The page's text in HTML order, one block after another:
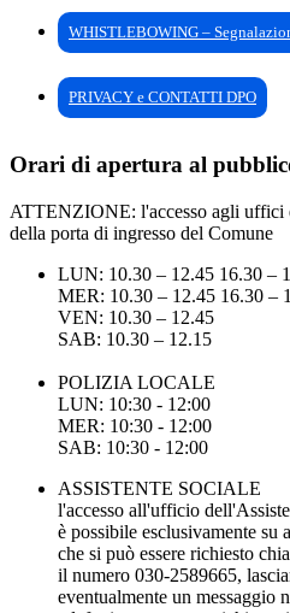
WHISTLEBOWING –
PRIVACY e CONTATTI DPO
Orari di apertura al
ATTENZIONE: l'accesso agli uffici
della porta di ingresso del Comune
LUN: 10.30 – 12.45 16.30 –
MER: 10.30 – 12.45 16.30 –
VEN: 10.30 – 12.45
SAB: 10.30 – 12.15
POLIZIA LOCALE
LUN: 10:30 - 12:00
MER: 10:30 - 12:00
SAB: 10:30 - 12:00
ASSISTENTE SOCIALE
l'accesso all'ufficio
è possibile esclusivamente su
che si può essere richiesto
il numero 030-2589665,
eventualmente un messaggio